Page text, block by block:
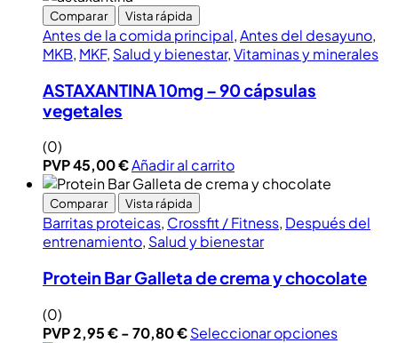
Comparar Vista rápida
Antes de la comida principal,Antes del desayuno,
MKB, MKF, Salud y bienestar,Vitaminas y minerales
ASTAXANTINA 10mg – 90 cápsulas
vegetales
(0)
PVP45,00€Añadir al carrito
Comparar Vista rápida
Barritas proteicas, Crossfit / Fitness, Después del
entrenamiento, Salud y bienestar
Protein Bar Galleta de crema y chocolate
(0)
PVP2,95€-70,80€Seleccionar opciones